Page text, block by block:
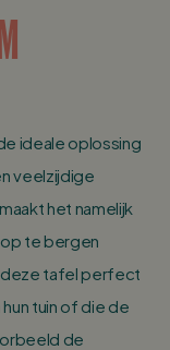
ideale oplossing
veelzijdige
het namelijk
te bergen
deze tafel perfect
tuin of die de
de